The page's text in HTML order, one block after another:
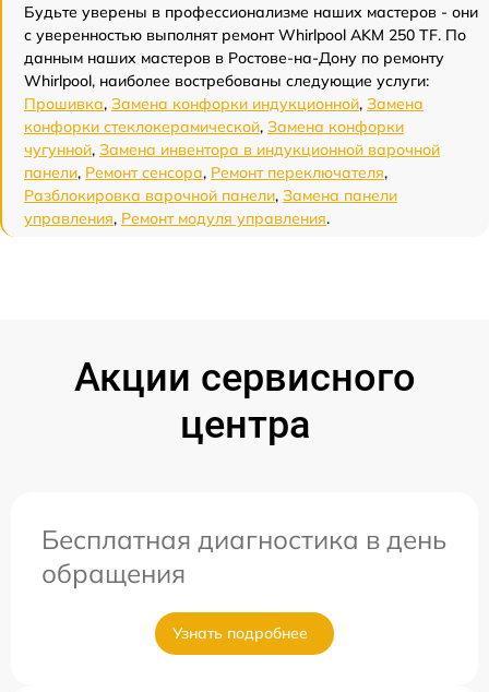
Будьте уверены в профессионализме наших мастеров - они
с уверенностью выполнят ремонт Whirlpool AKM 250 TF. По
данным наших мастеров в Ростове-на-Дону по ремонту
Whirlpool, наиболее востребованы следующие услуги:
Прошивка, Замена конфорки индукционной, Замена
конфорки стеклокерамической, Замена конфорки
чугунной, Замена инвентора в индукционной варочной
панели, Ремонт сенсора, Ремонт переключателя,
Разблокировка варочной панели, Замена панели
управления, Ремонт модуля управления.
Акции сервисного
центра
Бесплатная диагностика в день
обращения
Узнать подробнее